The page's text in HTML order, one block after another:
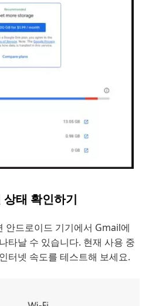
태 확인하기
안드로이드 기기에서 Gmail에
타날 수 있습니다. 현재 사용 중
터넷 속도를 테스트해 보세요.